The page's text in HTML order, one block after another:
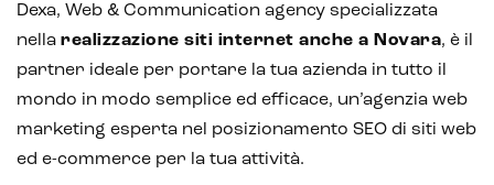
Dexa, Web & Communication agency specializzata
nella realizzazione siti internet anche a Novara, è il
partner ideale per portare la tua azienda in tutto il
mondo in modo semplice ed efficace, un’agenzia web
marketing esperta nel posizionamento SEO di siti web
ed e-commerce per la tua attività.